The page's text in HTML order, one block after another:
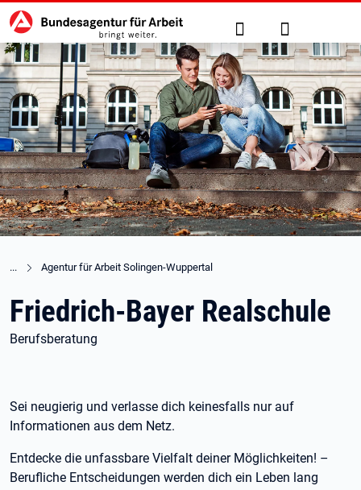
zu den Hauptinhalten springen
Hauptnavigation Suche Anmelden
Agentur für Arbeit Solingen-Wuppertal
Friedrich-Bayer Realschule
Berufsberatung
Sei neugierig und verlasse dich keinesfalls nur auf
Informationen aus dem Netz.
Entdecke die unfassbare Vielfalt deiner Möglichkeiten! –
Berufliche Entscheidungen werden dich ein Leben lang